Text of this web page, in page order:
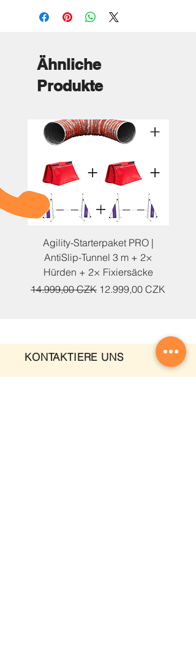
Ähnliche
Produkte
Agility-Starterpaket PRO |
AntiSlip-Tunnel 3 m + 2×
Hürden + 2× Fixiersäcke
Standardpreis
14.999,00 CZK Sale-Preis
12.999,00 CZK
KONTAKTIERE UNS